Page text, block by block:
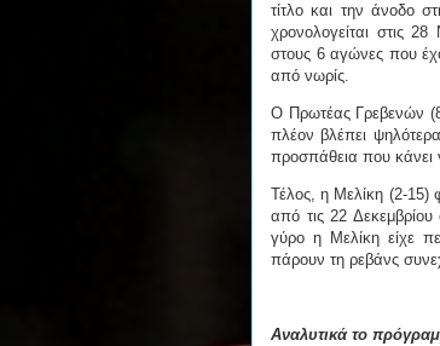
τίτλο και την άνοδο
χρονολογείται στις
στους 6 αγώνες που
από νωρίς.
Ο Πρωτέας Γρεβενών
πλέον βλέπει
προσπάθεια που κάνει
Τέλος, η Μελίκη (2-15)
από τις 22 Δεκεμβρίου
γύρο η Μελίκη είχε
πάρουν τη ρεβάνς
Αναλυτικά το